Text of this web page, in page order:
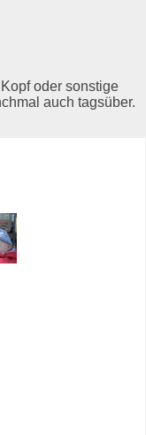
oder sonstige
auch tagsüber.